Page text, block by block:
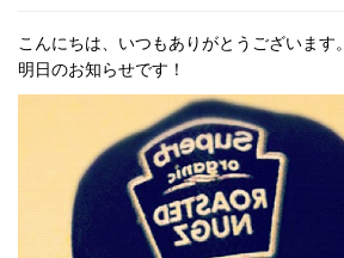
こんにちは、いつもありがとうございます。
明日のお知らせです！